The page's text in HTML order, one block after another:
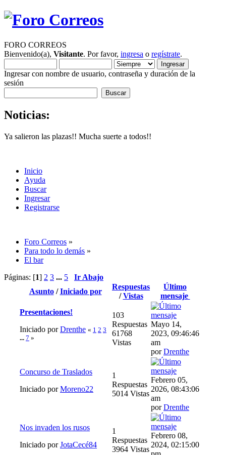
FORO CORREOS
Bienvenido(a), Visitante. Por favor, ingresa o regístrate.
Ingresar con nombre de usuario, contraseña y duración de la
sesión
Noticias:
Ya salieron las plazas!! Mucha suerte a todos!!
Inicio
Ayuda
Buscar
Ingresar
Registrarse
Foro Correos »
Para todo lo demás »
El bar
Páginas: [1] 2 3 ... 5
Ir Abajo
Asunto/Iniciado por
Respuestas
/Vistas
Último
mensaje
Presentaciones!
Iniciado porDrenthe « 1 2 3
... 7 »
103
Respuestas
61768
Vistas
Mayo 14,
2023, 09:46:46
am
porDrenthe
Concurso de Traslados
Iniciado porMoreno22
1
Respuestas
5014 Vistas
Febrero 05,
2026, 08:43:06
am
porDrenthe
Nos invaden los rusos
Iniciado porJotaCecé84
1
Respuestas
3964 Vistas
Febrero 08,
2024, 02:15:00